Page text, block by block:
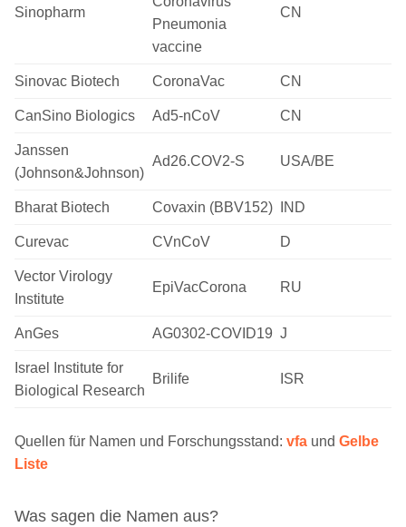
Sinopharm
Pneumonia
vaccine
CN
Sinovac Biotech CoronaVac CN
CanSino Biologics Ad5-nCoV CN
Janssen
(Johnson&Johnson)
Ad26.COV2-S USA/BE
Bharat Biotech Covaxin (BBV152) IND
Curevac CVnCoV D
Vector Virology
Institute
EpiVacCorona RU
AnGes AG0302-COVID19 J
Israel Institute for
Biological Research
Brilife ISR
Quellen für Namen und Forschungsstand: vfa und Gelbe
Liste
Was sagen die Namen aus?